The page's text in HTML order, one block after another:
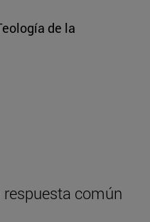
de la
respuesta común